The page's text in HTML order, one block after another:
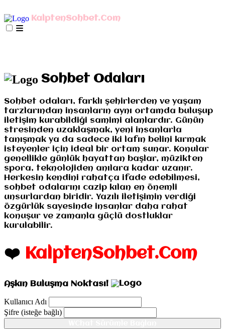
KalptenSohbet.Com
Sohbet Odaları
Sohbet odaları, farklı şehirlerden ve yaşam
tarzlarından insanların aynı ortamda buluşup
iletişim kurabildiği samimi alanlardır. Günün
stresinden uzaklaşmak, yeni insanlarla
tanışmak ya da sadece iki lafın belini kırmak
isteyenler için ideal bir ortam sunar. Konular
genellikle günlük hayattan başlar, müzikten
spora, teknolojiden anılara kadar uzanır.
Herkesin kendini rahatça ifade edebilmesi,
sohbet odalarını cazip kılan en önemli
unsurlardan biridir. Yazılı iletişimin verdiği
özgürlük sayesinde insanlar daha rahat
konuşur ve zamanla güçlü dostluklar
kurulabilir.
❤️ KalptenSohbet.Com
Aşkın Buluşma Noktası!
Kullanıcı Adı
Şifre (isteğe bağlı)